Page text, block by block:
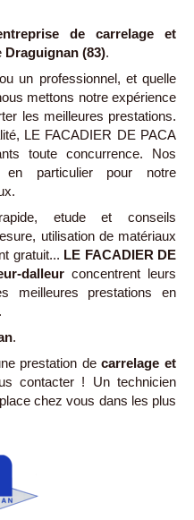
de carrelage et
Draguignan (83).
un professionnel, et quelle
mettons notre expérience
les meilleures prestations.
LE FACADIER DE PACA
toute concurrence. Nos
particulier pour notre
etude et conseils
utilisation de matériaux
gratuit... LE FACADIER DE
dalleurconcentrent leurs
meilleures prestations en
.
.
prestation decarrelage et
contacter ! Un technicien
chez vous dans les plus